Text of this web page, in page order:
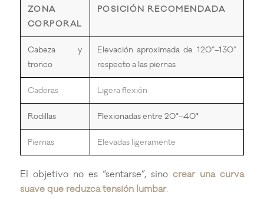
ZONA
CORPORAL
POSICIÓN RECOMENDADA
Cabeza y
tronco
Elevación aproximada de 120°–130°
respecto a las piernas
Caderas Ligera flexión
Rodillas Flexionadas entre 20°–40°
Piernas Elevadas ligeramente
El objetivo no es “sentarse”, sinocrear una curva
suave que reduzca tensión lumbar.